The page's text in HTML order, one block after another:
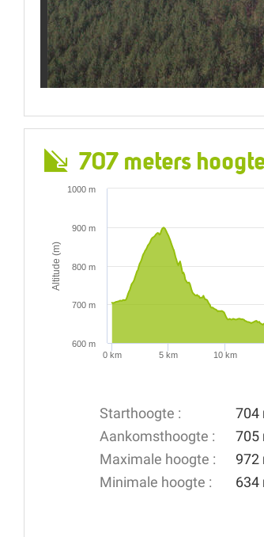
707 meters
Altitude (m)
0 km 5 km 10 km
600 m
700 m
800 m
900 m
1000 m
Starthoogte :
704
Aankomsthoogte :
705
Maximale hoogte :
972
Minimale hoogte :
634